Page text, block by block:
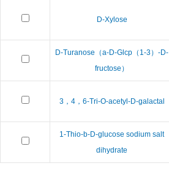
D-Xylose
D-Turanose（a-D-Glcp（1-3）-D-
fructose）
3，4，6-Tri-O-acetyl-D-galactal
1-Thio-b-D-glucose sodium salt
dihydrate